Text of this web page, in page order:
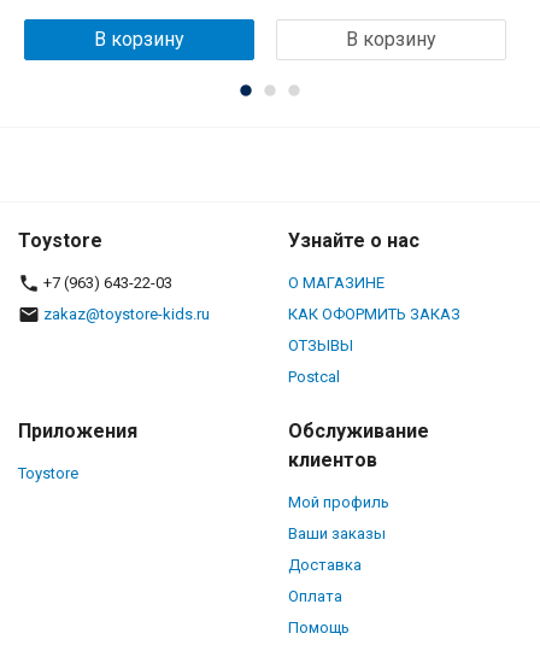
В корзину В корзину
Toystore
+7 (963) 643-22-03
zakaz@toystore-kids.ru
Узнайте о нас
О МАГАЗИНЕ
КАК ОФОРМИТЬ ЗАКАЗ
ОТЗЫВЫ
Postcal
Приложения
Toystore
Обслуживание
клиентов
Мой профиль
Ваши заказы
Доставка
Оплата
Помощь